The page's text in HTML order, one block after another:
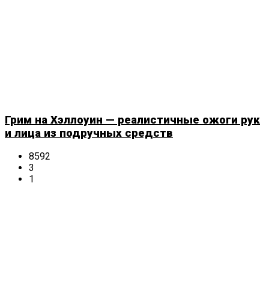
Грим на Хэллоуин — реалистичные ожоги рук
и лица из подручных средств
8592
3
1